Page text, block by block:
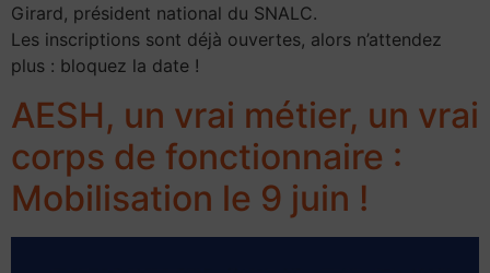
Girard, président national du SNALC.
Les inscriptions sont déjà ouvertes, alors n’attendez
plus : bloquez la date !
AESH, un vrai métier, un vrai
corps de fonctionnaire :
Mobilisation le 9 juin !